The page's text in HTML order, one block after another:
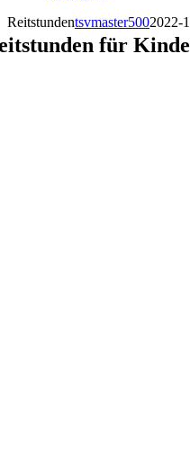
Reitstundentsvmaster5002022-
für